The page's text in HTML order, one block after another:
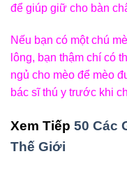
để giúp giữ cho bàn
Nếu bạn có một chú
lông, bạn thậm chí có
ngủ cho mèo để mèo
bác sĩ thú y trước khi
Xem Tiếp 50 Các
Thế Giới